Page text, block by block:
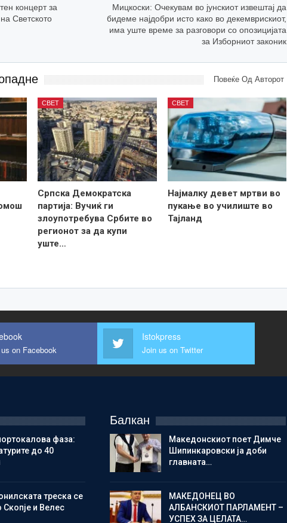
концерт за
Светското
Мицкоски: Очекувам во јунскиот извештај да
бидеме најдобри исто како во декемврискиот,
има уште време за разговори со опозицијата
за Изборниот законик
Повеќе Од Авторот
СВЕТ
Српска Демократска
партија: Вучиќ ги
злоупотребува Србите во
регионот за да купи
уште…
СВЕТ
Најмалку девет мртви во
пукање во училиште во
Тајланд
on Facebook
Istokpress
Join us on Twitter
фаза:
до 40
треска се
Скопје и Велес
Балкан
Македонскиот поет Димче
Шипинкаровски ја доби
главната…
МАКЕДОНЕЦ ВО
АЛБАНСКИОТ ПАРЛАМЕНТ –
УСПЕХ ЗА ЦЕЛАТА…